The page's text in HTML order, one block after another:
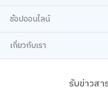
ช้อปออนไลน์
เกี่ยวกับเรา
รับข่าวสา